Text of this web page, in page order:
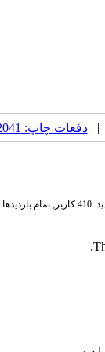
دفعات چاپ: 2041 بار
تمام بازدید‌ها: 23548560 بازدید;
.